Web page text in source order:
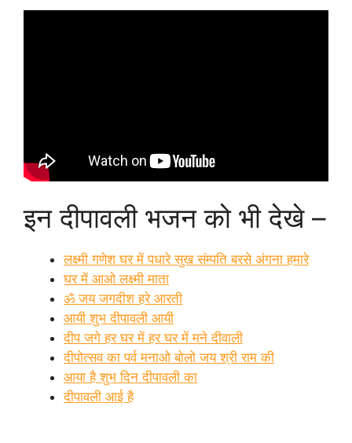
इन दीपावली भजन को भी देखे –
लक्ष्मी गणेश घर में पधारे सुख संम्पति बरसे अंगना हमारे
घर में आओ लक्ष्मी माता
ॐ जय जगदीश हरे आरती
आयी शुभ दीपावली आयी
दीप जगे हर घर में हर घर में मने दीवाली
दीपोत्सव का पर्व मनाओ बोलो जय श्री राम की
आया है शुभ दिन दीपावली का
दीपावली आई है